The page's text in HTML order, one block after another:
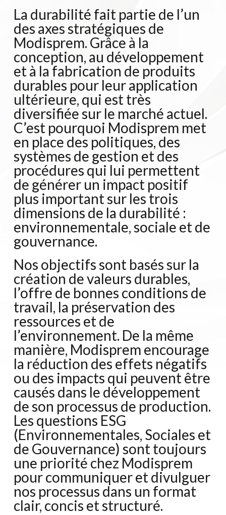
La durabilité fait partie de l’un
des axes stratégiques de
Modisprem. Grâce à la
conception, au développement
et à la fabrication de produits
durables pour leur application
ultérieure, qui est très
diversifiée sur le marché actuel.
C’est pourquoi Modisprem met
en place des politiques, des
systèmes de gestion et des
procédures qui lui permettent
de générer un impact positif
plus important sur les trois
dimensions de la durabilité :
environnementale, sociale et de
gouvernance.
Nos objectifs sont basés sur la
création de valeurs durables,
l’offre de bonnes conditions de
travail, la préservation des
ressources et de
l’environnement. De la même
manière, Modisprem encourage
la réduction des effets négatifs
ou des impacts qui peuvent être
causés dans le développement
de son processus de production.
Les questions ESG
(Environnementales, Sociales et
de Gouvernance) sont toujours
une priorité chez Modisprem
pour communiquer et divulguer
nos processus dans un format
clair, concis et structuré.